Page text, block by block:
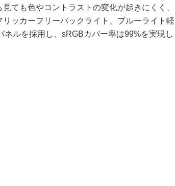
ても色やコントラストの変化が起きにくく、
ッカーフリーバックライト、ブルーライト軽
ルを採用し、sRGBカバー率は99%を実現し